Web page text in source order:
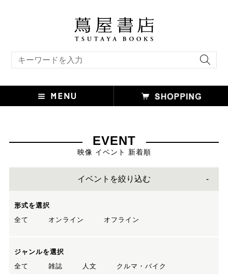
EVENT
映像 イベント 新着順
イベントを絞り込む
形式を選択
全て
オンライン オフライン
ジャンルを選択
全て
雑誌 人文
クルマ・バイク